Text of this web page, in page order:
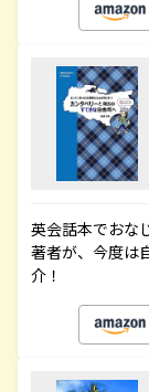
英会話本でおな
著者が、今度は
介！